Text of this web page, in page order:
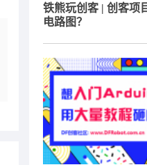
铁熊玩创客 | 创客项
电路图？